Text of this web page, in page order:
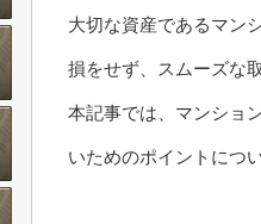
大切な資産であるマン
損をせず、スムーズな
本記事では、マンショ
いためのポイントにつ